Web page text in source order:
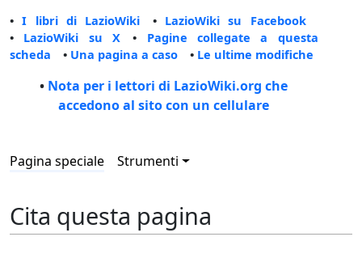
•I libri di LazioWiki • LazioWiki su Facebook
• LazioWiki su X • Pagine collegate a questa
scheda • Una pagina a caso • Le ultime modifiche
• Nota per i lettori di LazioWiki.org che
accedono al sito con un cellulare
Pagina speciale Strumenti
Cita questa pagina